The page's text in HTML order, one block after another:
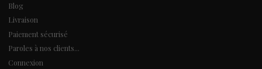
Blog
Livraison
Paiement sécurisé
Paroles à nos clients...
Connexion